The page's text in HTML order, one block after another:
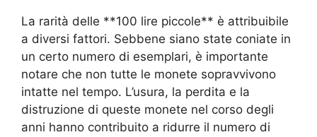
La rarità delle **100 lire piccole** è attribuibile
a diversi fattori. Sebbene siano state coniate in
un certo numero di esemplari, è importante
notare che non tutte le monete sopravvivono
intatte nel tempo. L’usura, la perdita e la
distruzione di queste monete nel corso degli
anni hanno contribuito a ridurre il numero di